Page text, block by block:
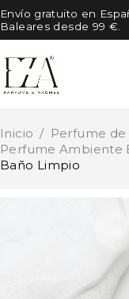
Envío gratuito en
Baleares desde 99 €.
Inicio / Perfume
Perfume Ambiente
Baño Limpio